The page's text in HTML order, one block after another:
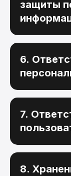
защиты
6.
7.
8.